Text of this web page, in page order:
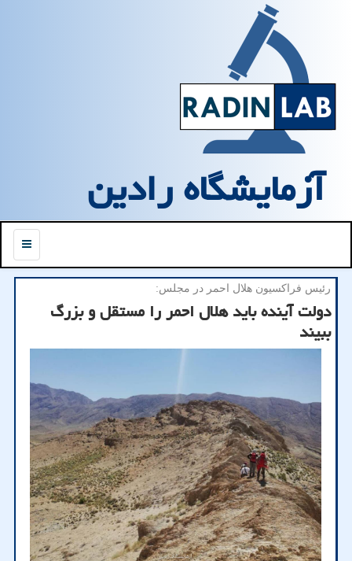
آزمایشگاه رادین
منو
رئیس فراكسیون هلال احمر در مجلس:
دولت آینده باید هلال احمر را مستقل و بزرگ
ببیند